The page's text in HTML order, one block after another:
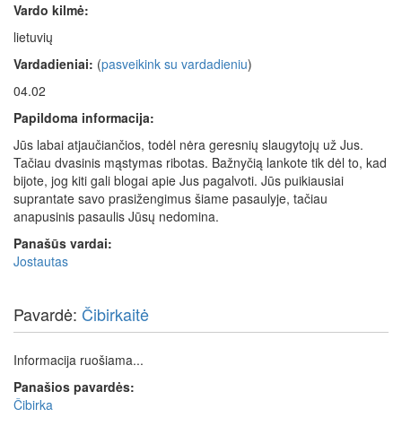
Vardo kilmė:
lietuvių
Vardadieniai: (pasveikink su vardadieniu)
04.02
Papildoma informacija:
Jūs labai atjaučiančios, todėl nėra geresnių slaugytojų už Jus.
Tačiau dvasinis mąstymas ribotas. Bažnyčią lankote tik dėl to, kad
bijote, jog kiti gali blogai apie Jus pagalvoti. Jūs puikiausiai
suprantate savo prasižengimus šiame pasaulyje, tačiau
anapusinis pasaulis Jūsų nedomina.
Panašūs vardai:
Jostautas
Pavardė: Čibirkaitė
Informacija ruošiama...
Panašios pavardės:
Čibirka